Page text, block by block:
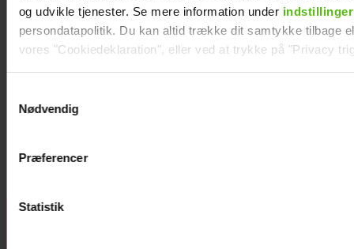
og udvikle tjenester. Se mere information under indstillinger
persondatapolitik. Du kan altid trække dit samtykke tilbage
vores "Cookiedeklaration", eller ved at trykke på "Privacy
Vi anvender egne cookies og cookies fra tredjeparter til at
generere statistik og huske dine præferencer samt til brug
Nødvendig
Præferencer
Statistik
Se videoen: Simon Kvamm overrasker med